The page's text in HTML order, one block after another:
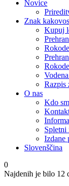
Novice
Znak
Kupuj
Razpis
O nas
Kdo
Spletni
Izdane
Slovenščina
0
Najdenih je bilo 12